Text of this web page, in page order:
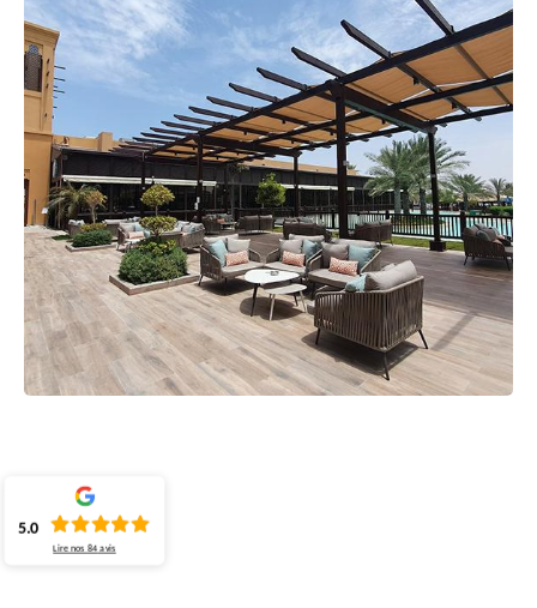
5.0
Lire nos84 avis